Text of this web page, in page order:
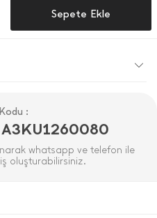
Sepete Ekle
:
whatsapp ve telefon ile
oluşturabilirsiniz.